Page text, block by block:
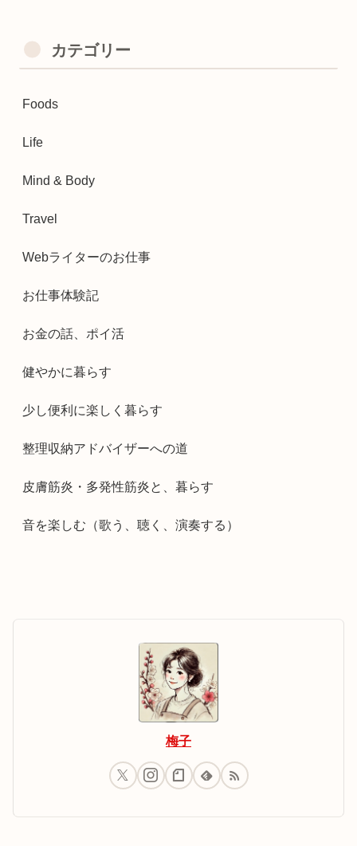
カテゴリー
Foods
Life
Mind & Body
Travel
Webライターのお仕事
お仕事体験記
お金の話、ポイ活
健やかに暮らす
少し便利に楽しく暮らす
整理収納アドバイザーへの道
皮膚筋炎・多発性筋炎と、暮らす
音を楽しむ（歌う、聴く、演奏する）
梅子